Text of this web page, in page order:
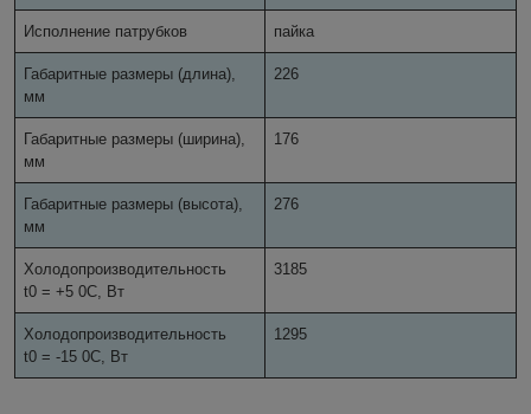
Исполнение патрубков пайка
Габаритные размеры (длина),
мм
226
Габаритные размеры (ширина),
мм
176
Габаритные размеры (высота),
мм
276
Холодопроизводительность
t0= +50C, Вт
3185
Холодопроизводительность
t0= -150C, Вт
1295